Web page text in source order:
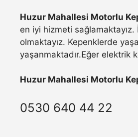
Huzur Mahallesi Motorlu
en iyi hizmeti
olmaktayız. Kepenklerde
yaşanmaktadır.Eğer elektrik
Huzur Mahallesi Motorlu
0530 640 44 22